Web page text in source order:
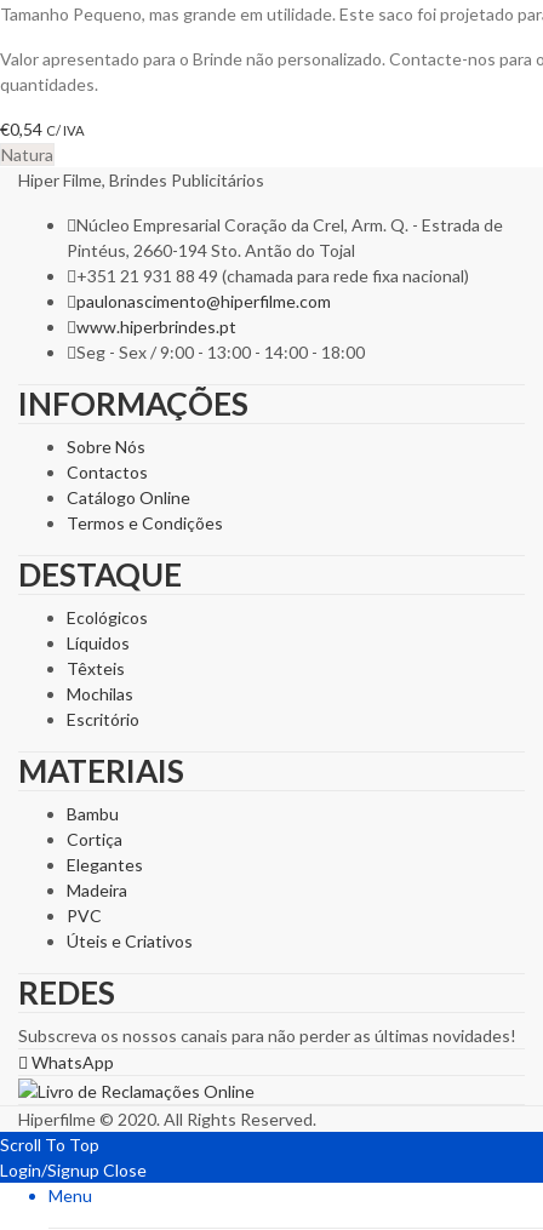
Tamanho Pequeno, mas grande em utilidade. Este saco foi projetado
Valor apresentado para o Brinde não personalizado. Contacte-nos
quantidades.
€0,54 C/ IVA
Natura
Hiper Filme, Brindes Publicitários
Núcleo Empresarial Coração da Crel, Arm. Q. - Estrada de
Pintéus, 2660-194 Sto. Antão do Tojal
+351 21 931 88 49 (chamada para rede fixa nacional)
paulonascimento@hiperfilme.com
www.hiperbrindes.pt
Seg - Sex / 9:00 - 13:00 - 14:00 - 18:00
INFORMAÇÕES
Sobre Nós
Contactos
Catálogo Online
Termos e Condições
DESTAQUE
Ecológicos
Líquidos
Têxteis
Mochilas
Escritório
MATERIAIS
Bambu
Cortiça
Elegantes
Madeira
PVC
Úteis e Criativos
REDES
Subscreva os nossos canais para não perder as últimas novidades!
WhatsApp
Hiperfilme © 2020. All Rights Reserved.
Scroll To Top
Login/Signup Close
Menu